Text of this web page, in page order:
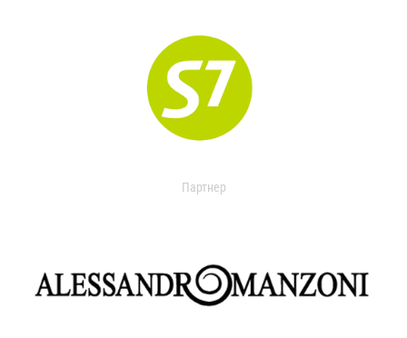
Партнер